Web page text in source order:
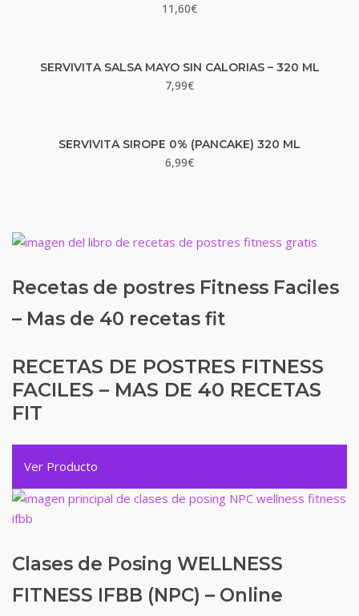
11,60€
SERVIVITA SALSA MAYO SIN CALORIAS – 320 ML
7,99€
SERVIVITA SIROPE 0% (PANCAKE) 320 ML
6,99€
Recetas de postres Fitness Faciles
– Mas de 40 recetas fit
RECETAS DE POSTRES FITNESS
FACILES – MAS DE 40 RECETAS
FIT
Ver Producto
Clases de Posing WELLNESS
FITNESS IFBB (NPC) – Online